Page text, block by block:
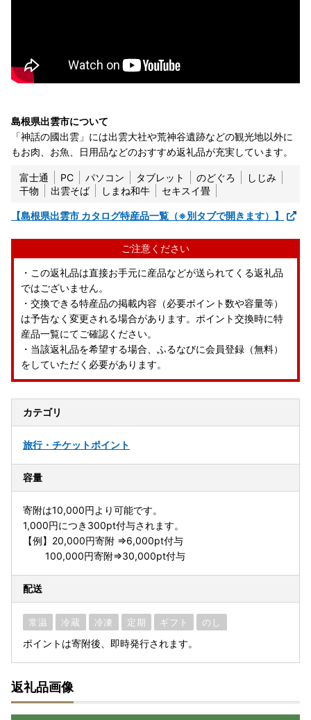
島根県出雲市について
「神話の國出雲」には出雲大社や荒神谷遺跡などの観光地以外に
もお肉、お魚、日用品などのおすすめ返礼品が充実しています。
富士通 PC パソコン タブレット のどぐろ
しじみ
干物
出雲そば しまね和牛 セキスイ畳
【島根県出雲市 カタログ特産品一覧（※別タブで開きます）】
ご注意ください
・この返礼品は直接お手元に産品などが送られてくる返礼品
ではございません。
・交換できる特産品の掲載内容（必要ポイント数や容量等）
は予告なく変更される場合があります。ポイント交換時に特
産品一覧にてご確認ください。
・当該返礼品を希望する場合、ふるなびに会員登録（無料）
をしていただく必要があります。
カテゴリ
旅行・チケットポイント
容量
寄附は10,000円より可能です。
1,000円につき300pt付与されます。
【例】20,000円寄附 ⇒6,000pt付与
100,000円寄附⇒30,000pt付与
配送
常温 冷蔵 冷凍 定期 ギフト のし
ポイントは寄附後、即時発行されます。
返礼品画像